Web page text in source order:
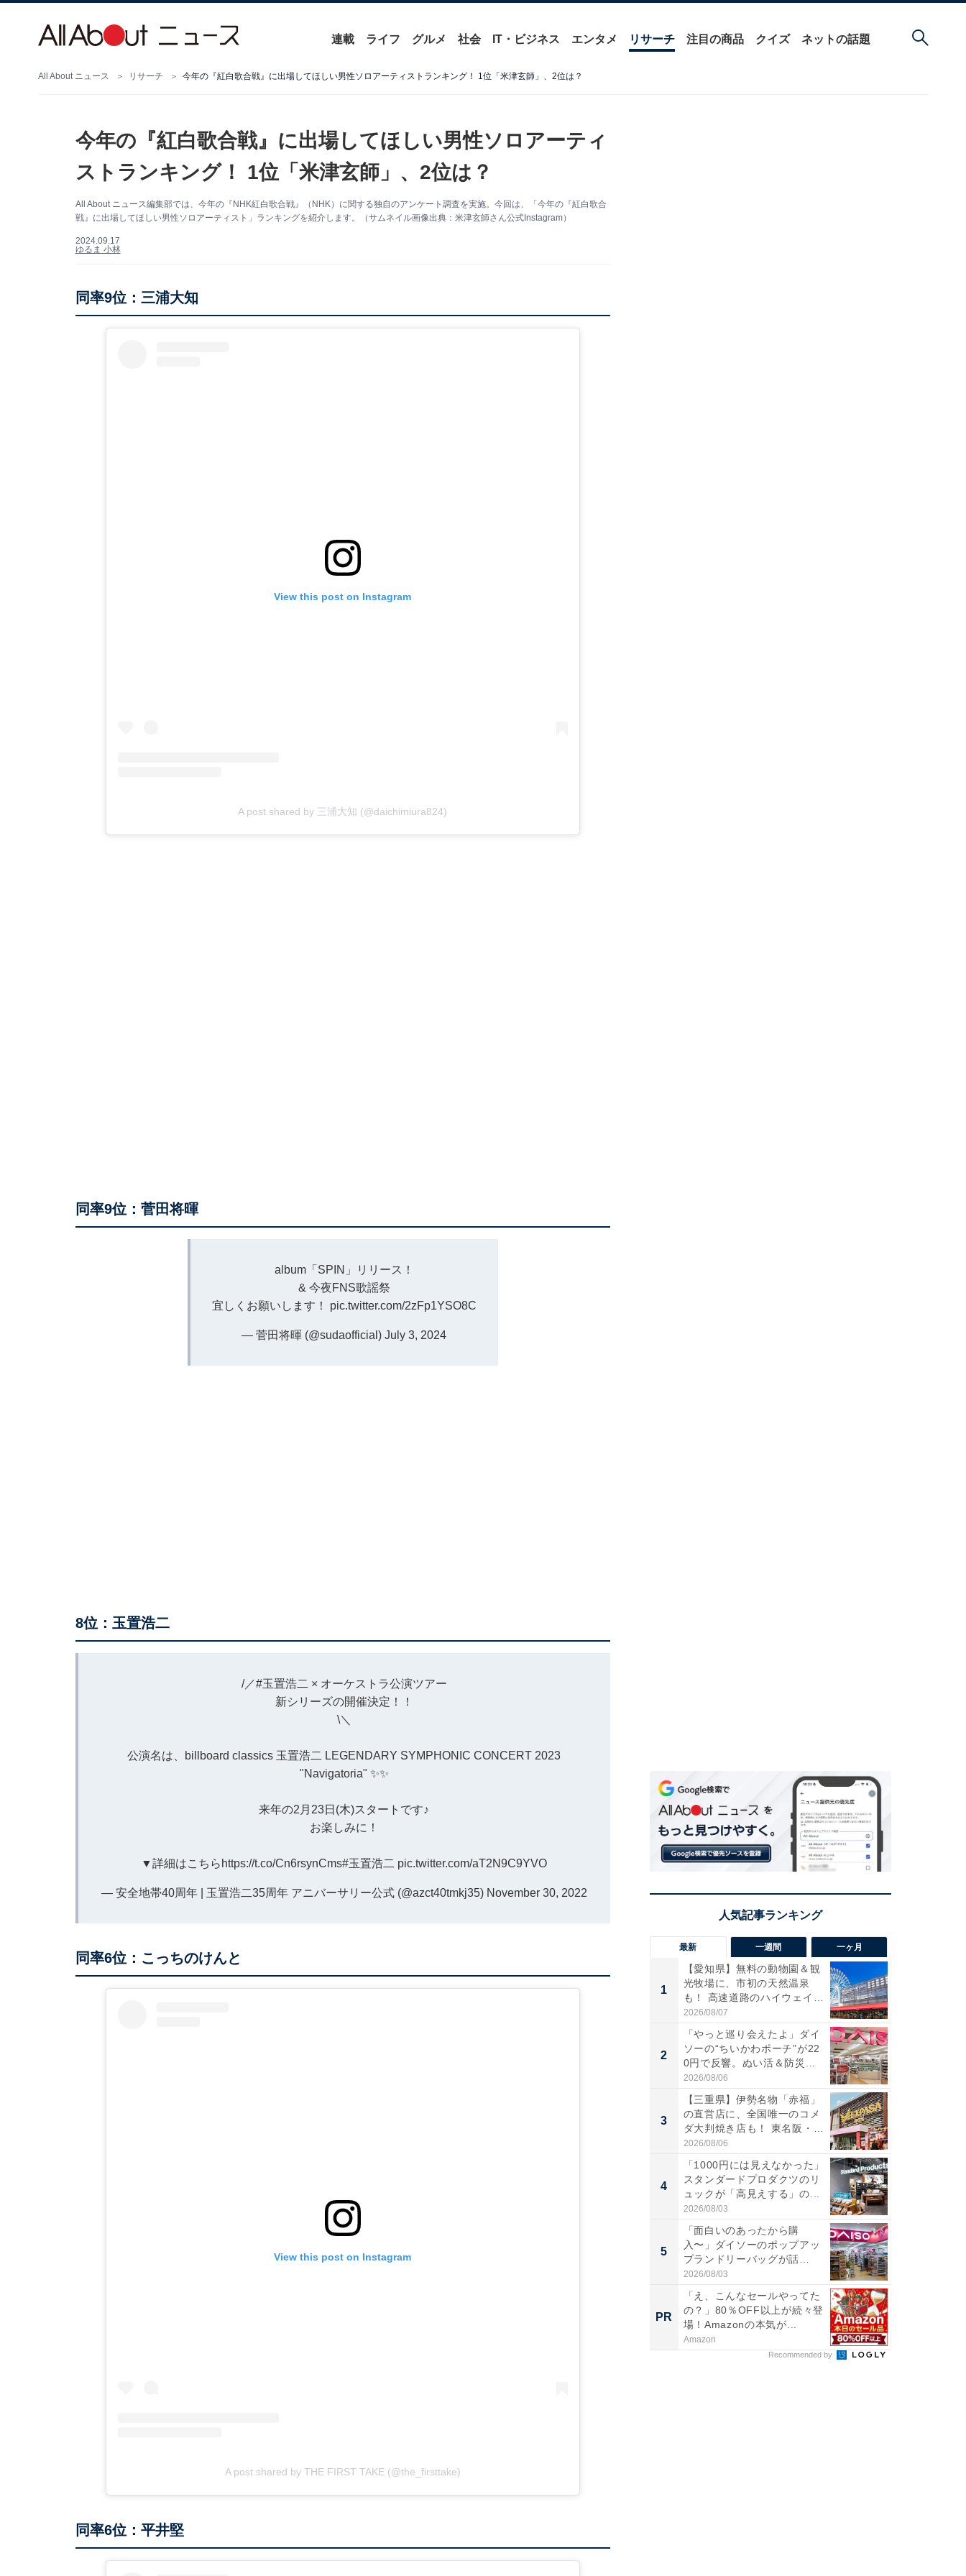
連載 ライフ グルメ 社会 IT・ビジネス エンタメ リサーチ 注目の商品 クイズ ネットの話題
All About ニュース リサーチ 今年の『紅白歌合戦』に出場してほしい男性ソロアーティストランキング！ 1位「米津玄師」、2位は？
今年の『紅白歌合戦』に出場してほしい男性ソロアーティ
ストランキング！ 1位「米津玄師」、2位は？
All About ニュース編集部では、今年の『NHK紅白歌合戦』（NHK）に関する独自のアンケート調査を実施。今回は、「今年の『紅白歌合
戦』に出場してほしい男性ソロアーティスト」ランキングを紹介します。（サムネイル画像出典：米津玄師さん公式Instagram）
2024.09.17
ゆるま 小林
同率9位：三浦大知
View this post on Instagram
A post shared by 三浦大知 (@daichimiura824)
同率9位：菅田将暉
album「SPIN」リリース！
& 今夜FNS歌謡祭
宜しくお願いします！ pic.twitter.com/2zFp1YSO8C
— 菅田将暉 (@sudaofficial) July 3, 2024
8位：玉置浩二
/／#玉置浩二 × オーケストラ公演ツアー
新シリーズの開催決定！！
\＼
公演名は、billboard classics 玉置浩二 LEGENDARY SYMPHONIC CONCERT 2023
"Navigatoria" ✨✨
来年の2月23日(木)スタートです♪
お楽しみに！
▼詳細はこちら https://t.co/Cn6rsynCms#玉置浩二 pic.twitter.com/aT2N9C9YVO
— 安全地帯40周年 | 玉置浩二35周年 アニバーサリー公式 (@azct40tmkj35) November 30, 2022
同率6位：こっちのけんと
View this post on Instagram
A post shared by THE FIRST TAKE (@the_firsttake)
同率6位：平井堅
最新 一週間 一ヶ月
1
【愛知県】無料の動物園＆観
光牧場に、市初の天然温泉
も！ 高速道路のハイウェイオ
ア...
2026/08/07
2
「やっと巡り会えたよ」ダイ
ソーの“ちいかわポーチ”が22
0円で反響。ぬい活＆防災...
2026/08/06
3
【三重県】伊勢名物「赤福」
の直営店に、全国唯一のコメ
ダ大判焼き店も！ 東名阪・
伊...
2026/08/06
4
「1000円には見えなかった」
スタンダードプロダクツのリ
ュックが「高見えする」の...
2026/08/03
5
「面白いのあったから購
入〜」ダイソーのポップアッ
プランドリーバッグが話
題。“さま...
2026/08/03
PR
「え、こんなセールやってた
の？」80％OFF以上が続々登
場！Amazonの本気が...
Amazon
Recommended by